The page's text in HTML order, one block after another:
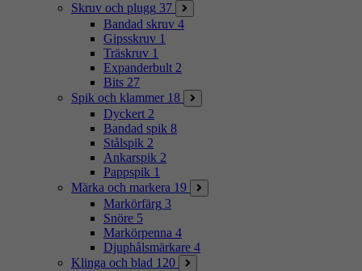
Skruv och plugg 37
Bandad skruv 4
Gipsskruv 1
Träskruv 1
Expanderbult 2
Bits 27
Spik och klammer 18
Dyckert 2
Bandad spik 8
Stålspik 2
Ankarspik 2
Pappspik 1
Märka och markera 19
Markörfärg 3
Snöre 5
Markörpenna 4
Djuphålsmärkare 4
Klinga och blad 120